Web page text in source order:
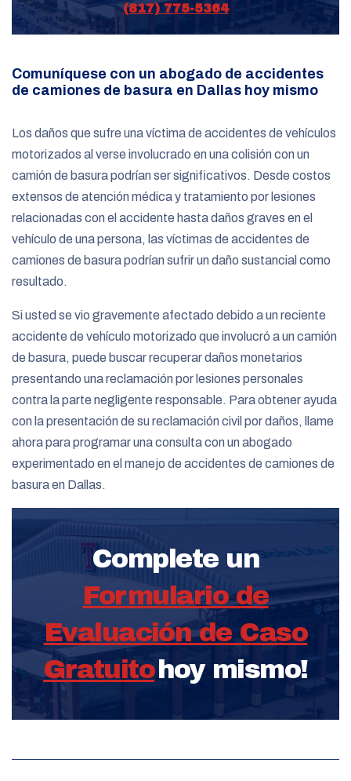
(817) 775-5364
Comuníquese con un abogado de accidentes
de camiones de basura en Dallas hoy mismo
Los daños que sufre una víctima de accidentes de vehículos
motorizados al verse involucrado en una colisión con un
camión de basura podrían ser significativos. Desde costos
extensos de atención médica y tratamiento por lesiones
relacionadas con el accidente hasta daños graves en el
vehículo de una persona, las víctimas de accidentes de
camiones de basura podrían sufrir un daño sustancial como
resultado.
Si usted se vio gravemente afectado debido a un reciente
accidente de vehículo motorizado que involucró a un camión
de basura, puede buscar recuperar daños monetarios
presentando una reclamación por lesiones personales
contra la parte negligente responsable. Para obtener ayuda
con la presentación de su reclamación civil por daños, llame
ahora para programar una consulta con un abogado
experimentado en el manejo de accidentes de camiones de
basura en Dallas.
Complete un
Formulario de
Evaluación de Caso
Gratuitohoy mismo!